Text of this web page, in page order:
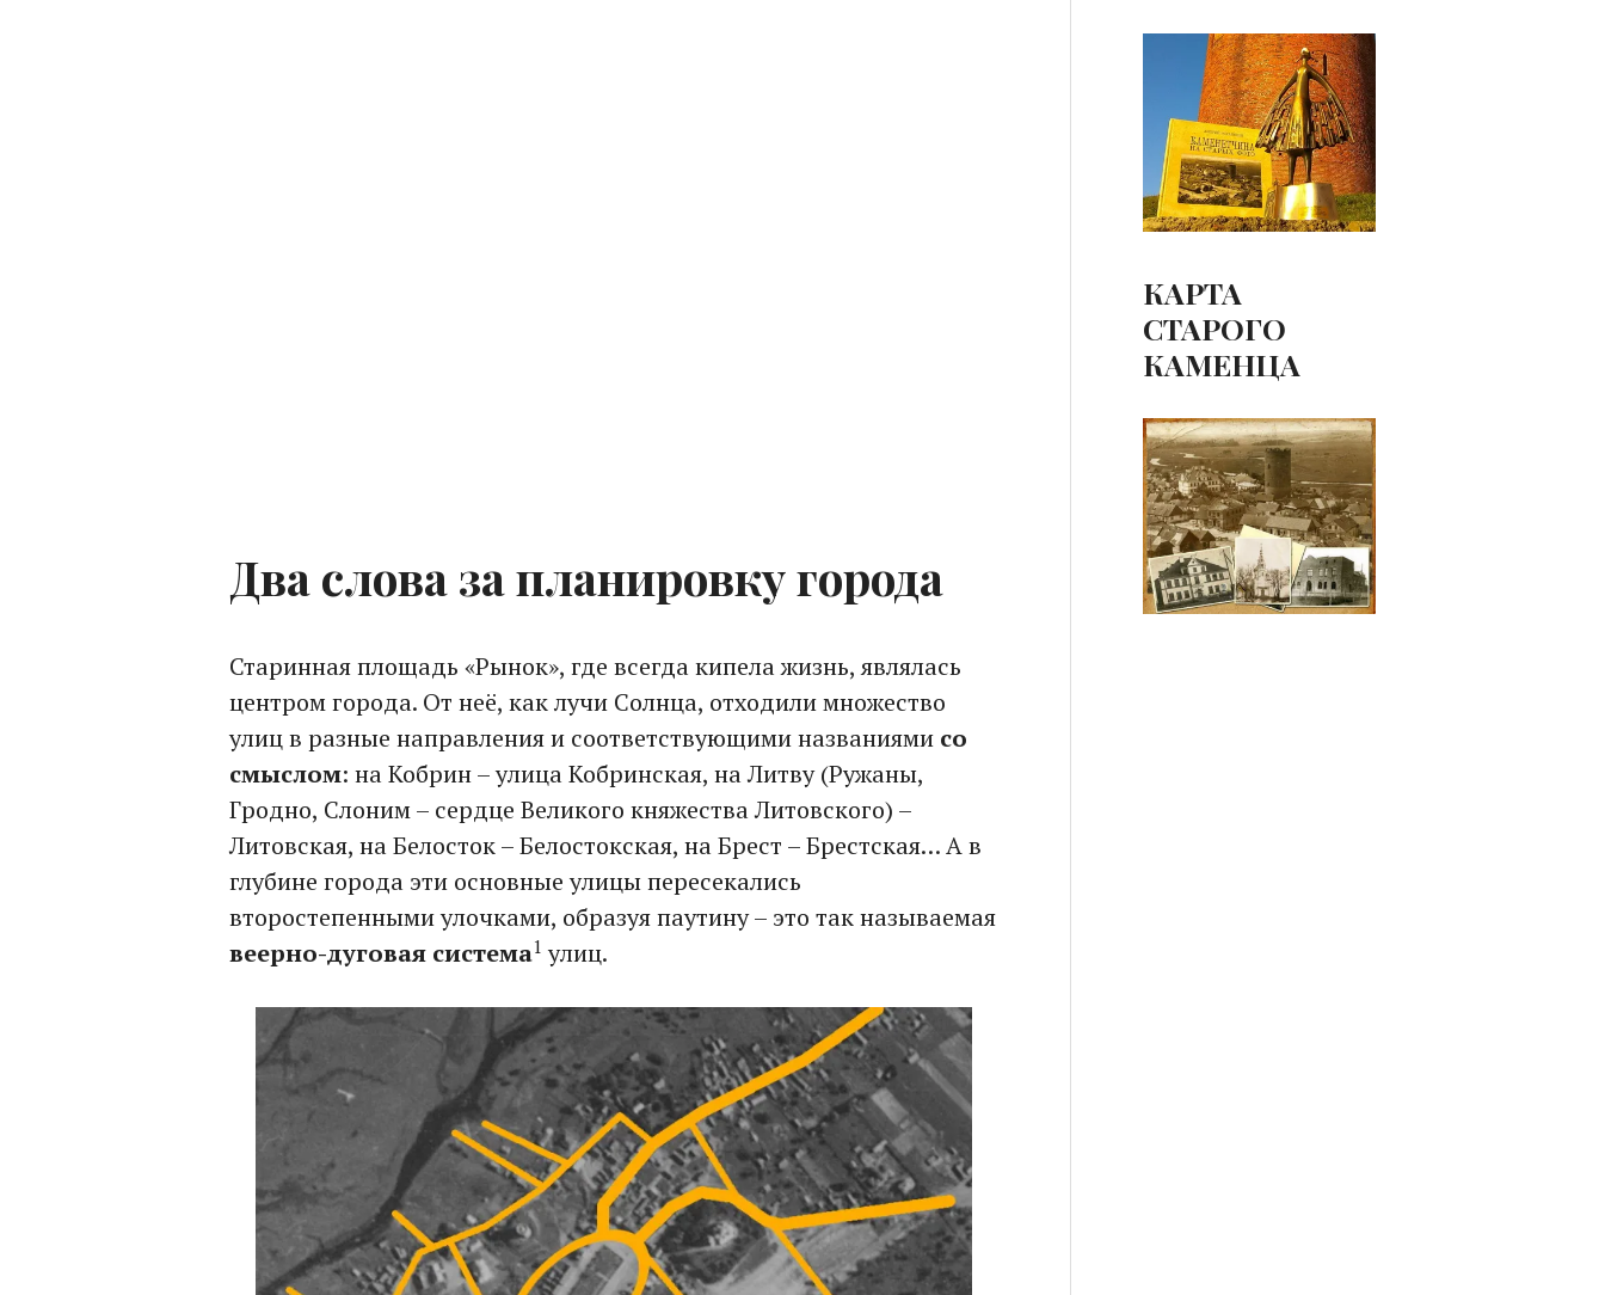
Два слова за планировку города
Старинная площадь «Рынок», где всегда кипела жизнь, являлась
центром города. От неё, как лучи Солнца, отходили множество
улиц в разные направления и соответствующими названиями со
смыслом: на Кобрин – улица Кобринская, на Литву (Ружаны,
Гродно, Слоним – сердце Великого княжества Литовского) –
Литовская, на Белосток – Белостокская, на Брест – Брестская… А в
глубине города эти основные улицы пересекались
второстепенными улочками, образуя паутину – это так называемая
веерно-дуговая система1 улиц.
КАРТА
СТАРОГО
КАМЕНЦА